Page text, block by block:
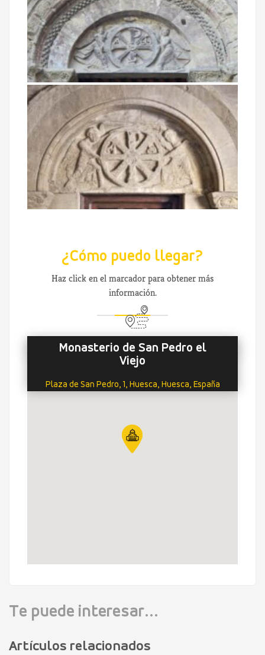
¿Cómo puedo llegar?
Haz click en el marcador para obtener más
información.
Monasterio de San Pedro el
Viejo
Plaza de San Pedro, 1, Huesca, Huesca, España
Te puede interesar...
Artículos relacionados